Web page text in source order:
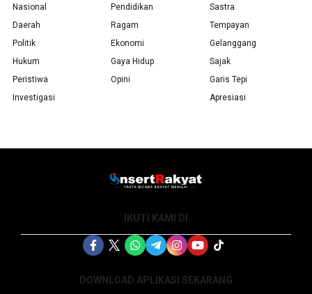
Nasional
Daerah
Politik
Hukum
Peristiwa
Investigasi
Pendidikan
Ragam
Ekonomi
Gaya Hidup
Opini
Sastra
Tempayan
Gelanggang
Sajak
Garis Tepi
Apresiasi
IKUTI KAMI DI
DOWNLOAD APLIKASI SEKARANG